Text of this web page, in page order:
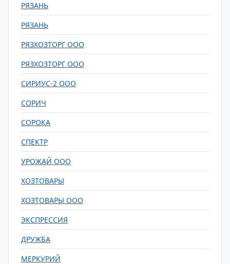
РЯЗАНЬ
РЯЗАНЬ
РЯЗХОЗТОРГ ООО
РЯЗХОЗТОРГ ООО
СИРИУС-2 ООО
СОРИЧ
СОРОКА
СПЕКТР
УРОЖАЙ ООО
ХОЗТОВАРЫ
ХОЗТОВАРЫ ООО
ЭКСПРЕССИЯ
ДРУЖБА
МЕРКУРИЙ